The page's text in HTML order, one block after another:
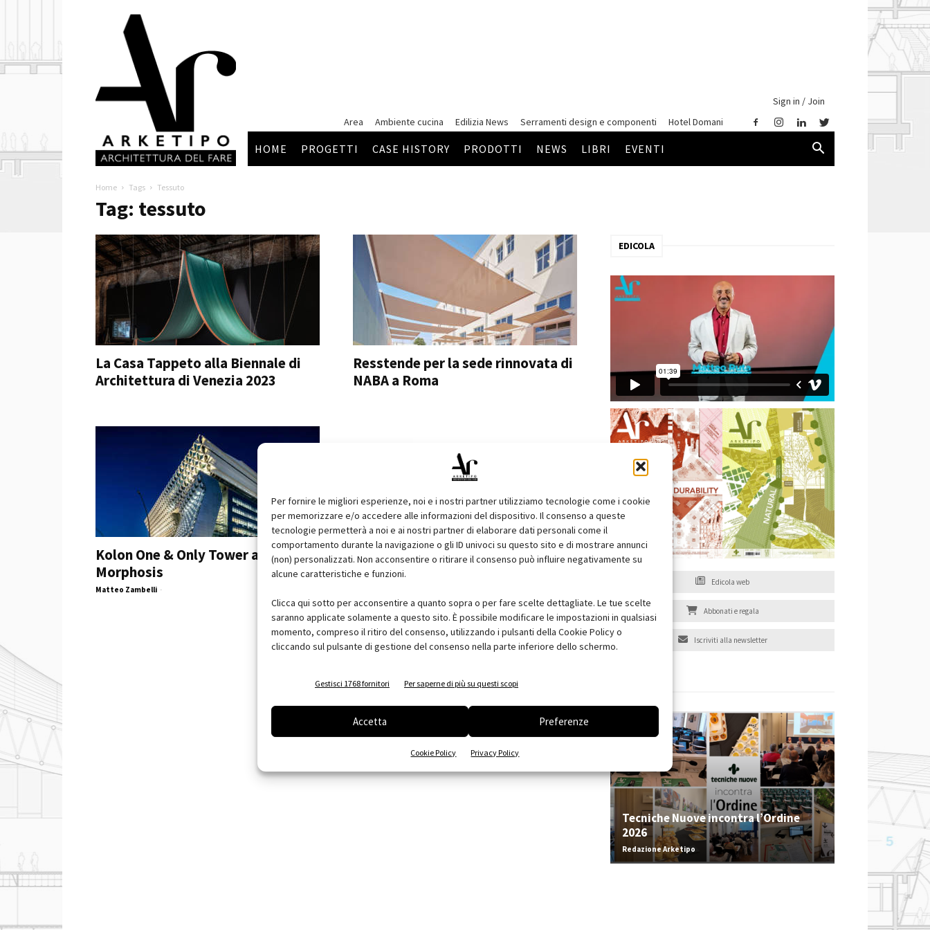
Per fornire le migliori esperienze, noi e i nostri partner utilizziamo tecnologie come i cookie
per memorizzare e/o accedere alle informazioni del dispositivo. Il consenso a queste
tecnologie permetterà a noi e ai nostri partner di elaborare dati personali come il
comportamento durante la navigazione o gli ID univoci su questo sito e di mostrare annunci
(non) personalizzati. Non acconsentire o ritirare il consenso può influire negativamente su
alcune caratteristiche e funzioni.
Clicca qui sotto per acconsentire a quanto sopra o per fare scelte dettagliate. Le tue scelte
saranno applicate solamente a questo sito. È possibile modificare le impostazioni in qualsiasi
momento, compreso il ritiro del consenso, utilizzando i pulsanti della Cookie Policy o
cliccando sul pulsante di gestione del consenso nella parte inferiore dello schermo.
Gestisci 1768 fornitori Per saperne di più su questi scopi
Accetta Preferenze
Cookie Policy Privacy Policy
Arketipo
Sign in / Join
Area
Ambiente cucina Edilizia News Serramenti design e componenti Hotel Domani
HOME PROGETTI CASE HISTORY PRODOTTI NEWS LIBRI EVENTI
Home Tags Tessuto
Tag: tessuto
La Casa Tappeto alla Biennale di
Architettura di Venezia 2023
Resstende per la sede rinnovata di
NABA a Roma
Kolon One & Only Tower a Seoul –
Morphosis
Matteo Zambelli -
EDICOLA
Edicola web
Abbonati e regala
Iscriviti alla newsletter
Tecniche Nuove incontra l’Ordine
2026
Redazione Arketipo